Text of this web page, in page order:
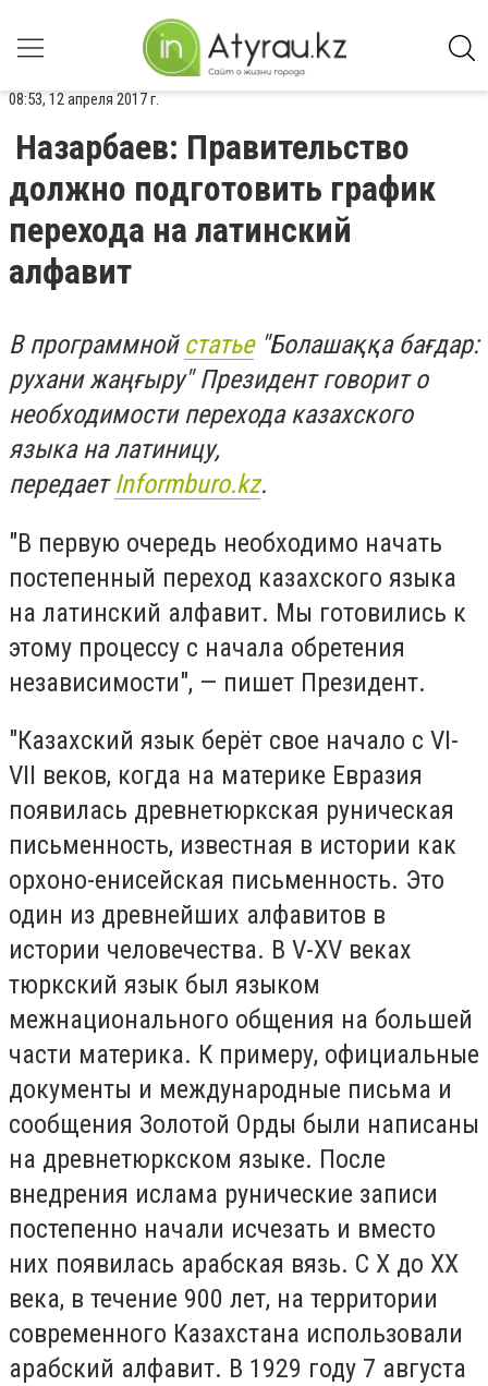
08:53, 12 апреля 2017 г.
Назарбаев: Правительство
должно подготовить график
перехода на латинский
алфавит
В программной статье"Болашаққа бағдар:
рухани жаңғыру" Президент говорит о
необходимости перехода казахского
языка на латиницу,
передаетInformburo.kz.
"В первую очередь необходимо начать
постепенный переход казахского языка
на латинский алфавит. Мы готовились к
этому процессу с начала обретения
независимости", — пишет Президент.
"Казахский язык берёт свое начало с VI-
VII веков, когда на материке Евразия
появилась древнетюркская руническая
письменность, известная в истории как
орхоно-енисейская письменность. Это
один из древнейших алфавитов в
истории человечества. В V-XV веках
тюркский язык был языком
межнационального общения на большей
части материка. К примеру, официальные
документы и международные письма и
сообщения Золотой Орды были написаны
на древнетюркском языке. После
внедрения ислама рунические записи
постепенно начали исчезать и вместо
них появилась арабская вязь. С Х до ХХ
века, в течение 900 лет, на территории
современного Казахстана использовали
арабский алфавит. В 1929 году 7 августа